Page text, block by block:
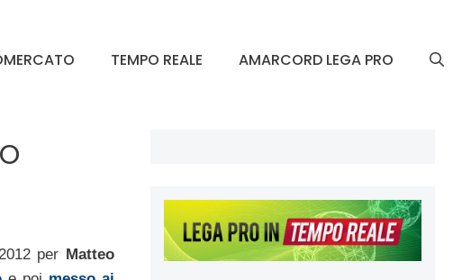
TEMPO REALE AMARCORD LEGA PRO
per Matteo